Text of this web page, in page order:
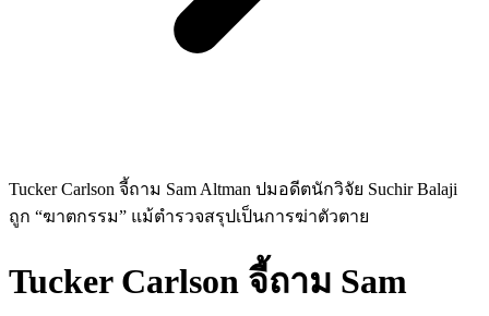
Tucker Carlson จี้ถาม Sam Altman ปมอดีตนักวิจัย Suchir Balaji
ถูก “ฆาตกรรม” แม้ตำรวจสรุปเป็นการฆ่าตัวตาย
Tucker Carlson จี้ถาม Sam